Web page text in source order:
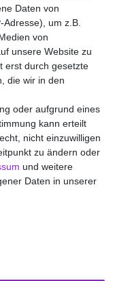
AGB
Daten von
um z.B.
von
unsere Website zu
erst durch gesetzte
die wir in den
oder aufgrund eines
kann erteilt
nicht einzuwilligen
zu ändern oder
und weitere
Daten in unserer